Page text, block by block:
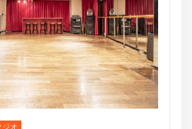
スタジオG-Box
Website:https://gbox-tango.com